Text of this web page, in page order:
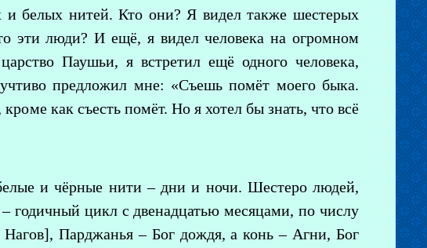
белых нитей. Кто они? Я видел также шестерых
эти люди? И ещё, я видел человека на огромном
Паушьи, я встретил ещё одного человека,
предложил мне: «Съешь помёт моего быка.
как съесть помёт. Но я хотел бы знать, что всё
и чёрные нити – дни и ночи. Шестеро людей,
годичный цикл с двенадцатью месяцами, по числу
Парджанья – Бог дождя, а конь – Агни, Бог